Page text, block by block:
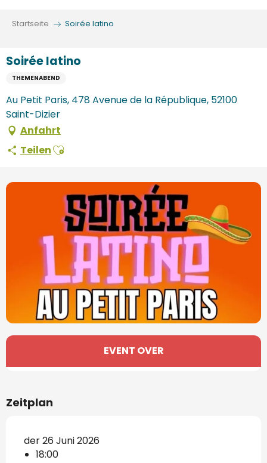
Startseite Soirée latino
Soirée latino
THEMENABEND
Au Petit Paris, 478 Avenue de la République, 52100
Saint-Dizier
Anfahrt
TeilenAjouter aux favoris
Öffnungszeiten & Kontaktdaten
EVENT OVER
Zeitplan
der 26 Juni 2026
18:00